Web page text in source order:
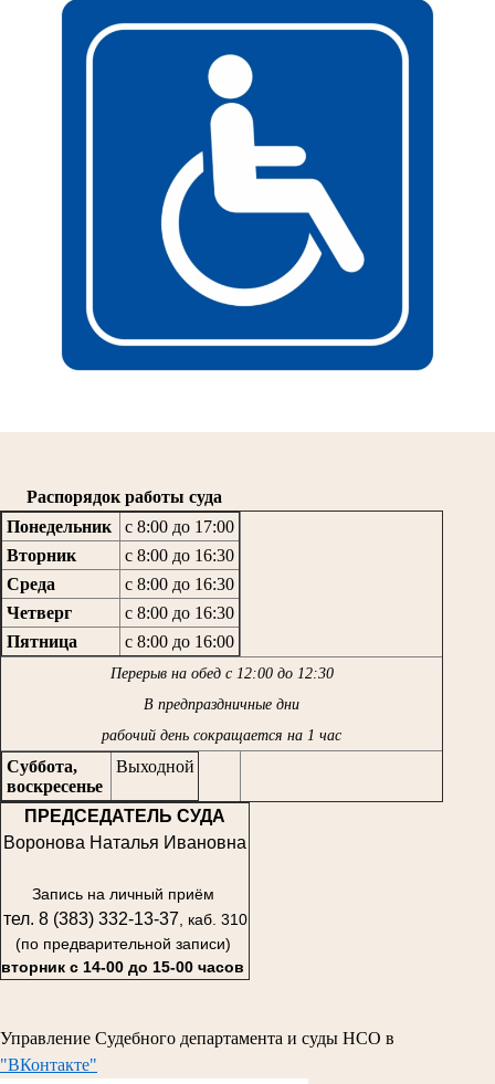
Распорядок работы суда
Понедельник
с 8:00 до 17:00
Вторник
с 8:00 до 16:30
Среда
с 8:00 до 16:30
Четверг
с 8:00 до 16:30
Пятница
с 8:00 до 16:00
Перерыв на обед с 12:00 до 12:30
В предпраздничные дни
рабочий день сокращается на 1 час
Суббота,
воскресенье
Выходной
ПРЕДСЕДАТЕЛЬ СУДА
Воронова Наталья Ивановна
Запись на личный приём
тел. 8 (383) 332-13-37 , каб. 310
(по предварительной записи)
вторник с 14-00 до 15-00 часов
Управление Судебного департамента и суды НСО в
"ВКонтакте"